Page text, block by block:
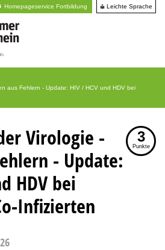
Homepageservice Fortbildung Leichte Sprache
aus Fehlern - Update: HIV / HCV und HDV bei
Virologie -
- Update:
HDV bei
Infizierten
3
Punkte